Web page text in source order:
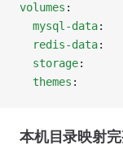
volumes :
  mysql-data
:
  redis-data
:
  storage
:
  themes
:
本机目录映射